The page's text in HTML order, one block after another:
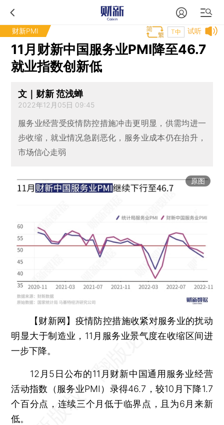
财新PMI 试听
T中
11月财新中国服务业PMI降至46.7
就业指数创新低
文｜财新 范浅蝉
2022年12月05日 09:45
服务业经营受疫情防控措施冲击更明显，供需均进一
步收缩，就业情况急剧恶化，服务业成本仍在抬升，
市场信心走弱
原图
【财新网】 疫情防控措施收紧对服务业的扰动
明显大于制造业，11月服务业景气度在收缩区间进
一步下降。
12月5日公布的11月财新中国通用服务业经营
活动指数（服务业PMI）录得46.7，较10月下降1.7
个百分点，连续三个月低于临界点，且为6月来新
低。